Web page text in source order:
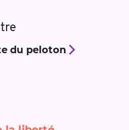
du peloton